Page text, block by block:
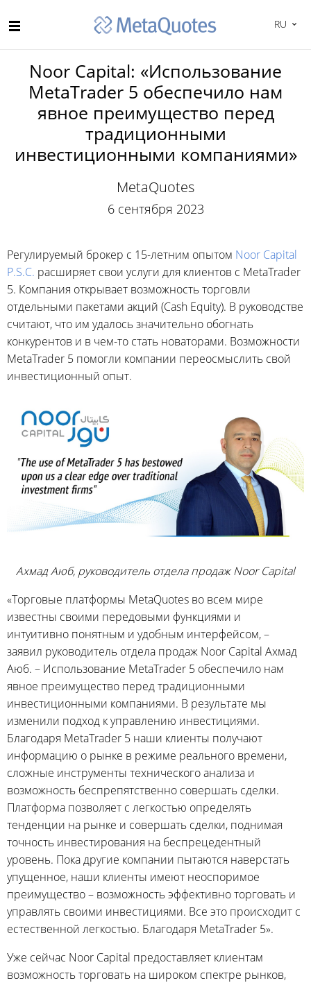
RU
Noor Capital: «Использование
MetaTrader 5 обеспечило нам
явное преимущество перед
традиционными
инвестиционными компаниями»
MetaQuotes
6 сентября 2023
Регулируемый брокер с 15-летним опытом Noor Capital
P.S.C. расширяет свои услуги для клиентов с MetaTrader
5. Компания открывает возможность торговли
отдельными пакетами акций (Cash Equity). В руководстве
считают, что им удалось значительно обогнать
конкурентов и в чем-то стать новаторами. Возможности
MetaTrader 5 помогли компании переосмыслить свой
инвестиционный опыт.
Ахмад Аюб, руководитель отдела продаж Noor Capital
«Торговые платформы MetaQuotes во всем мире
известны своими передовыми функциями и
интуитивно понятным и удобным интерфейсом, –
заявил руководитель отдела продаж Noor Capital Ахмад
Аюб. – Использование MetaTrader 5 обеспечило нам
явное преимущество перед традиционными
инвестиционными компаниями. В результате мы
изменили подход к управлению инвестициями.
Благодаря MetaTrader 5 наши клиенты получают
информацию о рынке в режиме реального времени,
сложные инструменты технического анализа и
возможность беспрепятственно совершать сделки.
Платформа позволяет с легкостью определять
тенденции на рынке и совершать сделки, поднимая
точность инвестирования на беспрецедентный
уровень. Пока другие компании пытаются наверстать
упущенное, наши клиенты имеют неоспоримое
преимущество – возможность эффективно торговать и
управлять своими инвестициями. Все это происходит с
естественной легкостью. Благодаря MetaTrader 5».
Уже сейчас Noor Capital предоставляет клиентам
возможность торговать на широком спектре рынков,